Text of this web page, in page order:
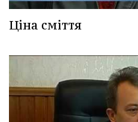
Ціна сміття